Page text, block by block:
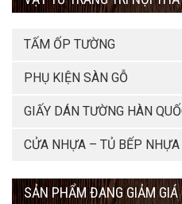
TẤM ỐP TƯỜNG
PHỤ KIỆN SÀN GỖ
GIẤY DÁN TƯỜNG HÀN
CỬA NHỰA – TỦ BẾP
SẢN PHẨM ĐANG GIẢM GIÁ